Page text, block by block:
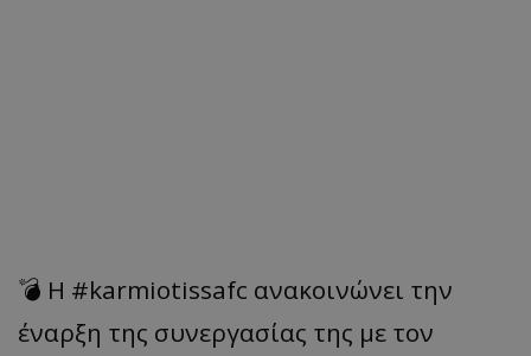
💣 Η #karmiotissafc ανακοινώνει την
έναρξη της συνεργασίας της με τον